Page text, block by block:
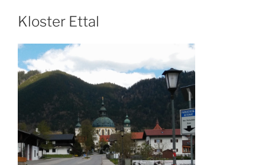
Kloster Ettal